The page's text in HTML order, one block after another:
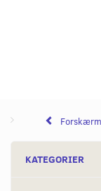
KATEGORIER